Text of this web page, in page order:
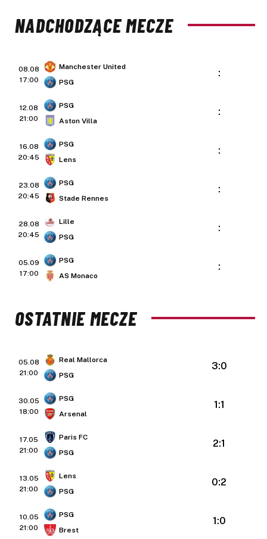
NADCHODZĄCE MECZE
08.08
17:00
Manchester United
PSG
:
12.08
21:00
PSG
Aston Villa
:
16.08
20:45
PSG
Lens
:
23.08
20:45
PSG
Stade Rennes
:
28.08
20:45
Lille
PSG
:
05.09
17:00
PSG
AS Monaco
:
OSTATNIE MECZE
05.08
21:00
Real Mallorca
PSG
3:0
30.05
18:00
PSG
Arsenal
1:1
17.05
21:00
Paris FC
PSG
2:1
13.05
21:00
Lens
PSG
0:2
10.05
21:00
PSG
Brest
1:0